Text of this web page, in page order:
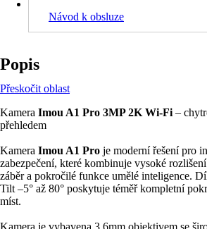
Návod k obsluze
Popis
Přeskočit oblast
Kamera Imou A1 Pro 3MP 2K Wi‑Fi –
přehledem
Kamera Imou A1 Pro je moderní řešení pro
zabezpečení, které kombinuje vysoké
záběr a pokročilé funkce umělé inteligence.
Tilt –5° až 80° poskytuje téměř kompletní
míst.
Kamera je vybavena 3,6mm objektivem se